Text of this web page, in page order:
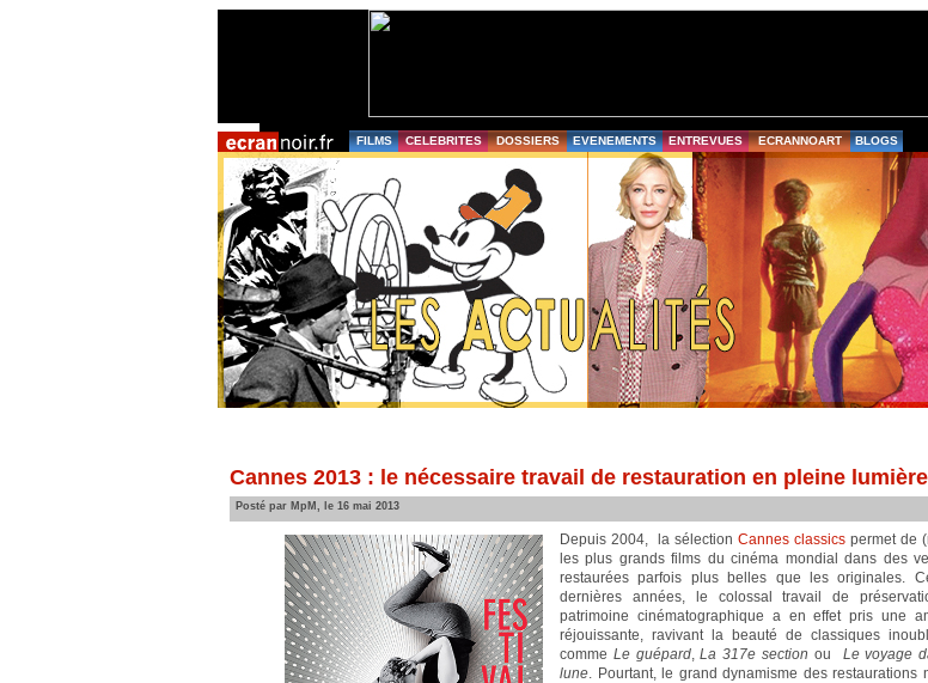
FILMS CELEBRITES DOSSIERS EVENEMENTS ENTREVUES ECRANNOART BLOGS
Cannes 2013 : le nécessaire travail de restauration en pleine lumière
Posté par MpM, le 16 mai 2013
Depuis 2004, la sélection Cannes classics permet de
les plus grands films du cinéma mondial dans des
restaurées parfois plus belles que les originales.
dernières années, le colossal travail de
patrimoine cinématographique a en effet pris une
réjouissante, ravivant la beauté de classiques
comme Le guépard,La 317e section ou
Le voyage
lune. Pourtant, le grand dynamisme des restaurations